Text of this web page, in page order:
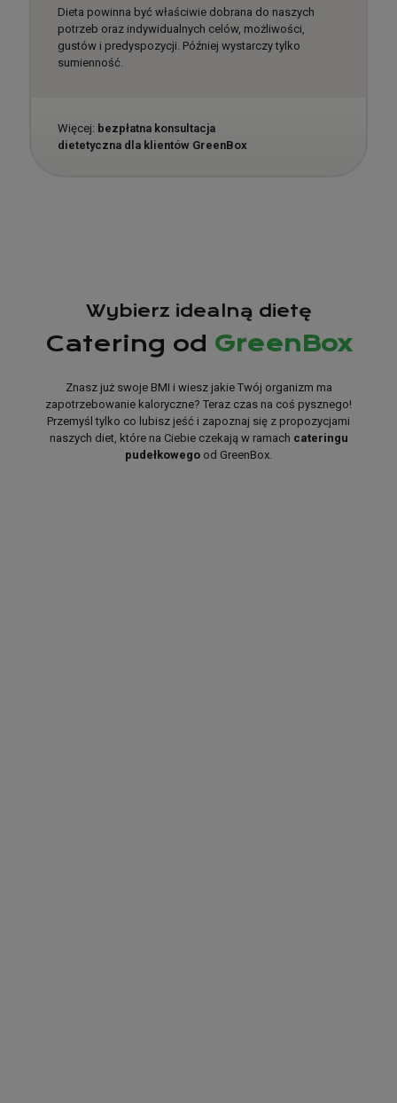
Dieta powinna być właściwie dobrana do naszych
potrzeb oraz indywidualnych celów, możliwości,
gustów i predyspozycji. Później wystarczy tylko
sumienność.
Więcej: bezpłatna konsultacja
dietetyczna dla klientów GreenBox
Wybierz idealną dietę
Catering od GreenBox
Znasz już swoje BMI i wiesz jakie Twój organizm ma
zapotrzebowanie kaloryczne? Teraz czas na coś pysznego!
Przemyśl tylko co lubisz jeść i zapoznaj się z propozycjami
naszych diet, które na Ciebie czekają w ramach cateringu
pudełkowego od GreenBox.